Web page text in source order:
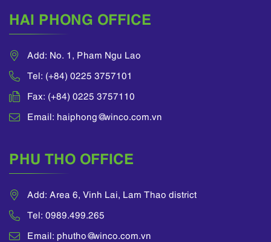
HAI PHONG OFFICE
Add: No. 1, Pham Ngu Lao
Tel: (+84) 0225 3757101
Fax: (+84) 0225 3757110
Email: haiphong@winco.com.vn
PHU THO OFFICE
Add: Area 6, Vinh Lai, Lam Thao district
Tel: 0989.499.265
Email: phutho@winco.com.vn